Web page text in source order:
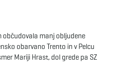
občudovala manj obljudene
obarvano Trento in v Pelcu
Mariji Hrast, dol grede pa SZ